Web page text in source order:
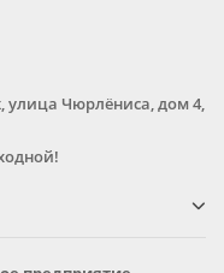
улица Чюрлёниса, дом 4,